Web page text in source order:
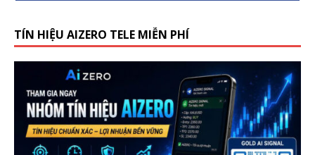
TÍN HIỆU AIZERO TELE MIỄN PHÍ